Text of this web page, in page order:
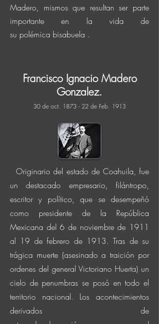
Madero, mismos que resultan ser parte
importante en la vida de
su polémica bisabuela .
Francisco Ignacio Madero
Gonzalez.
30 de oct. 1873 - 22 de Feb. 1913
Originario del estado de Coahuila, fue
un destacado empresario, filántropo,
escritor y político, que se desempeñó
como presidente de la República
Mexicana del 6 de noviembre de 1911
al 19 de febrero de 1913. Tras de su
trágica muerte (asesinado atraición por
ordenes del general Victoriano Huerta) un
cielo de penumbras se posó en todo el
territorio nacional. Losacontecimientos
derivados de